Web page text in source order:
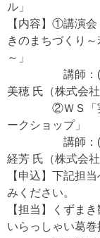
ル」
【内容】①講演
きのまちづくり
～」
講師：(公財)
美穂 氏（株式会社
②ＷＳ「実践
ークショップ」
講師：(公財)
経芳 氏（株式会社
【申込】下記担
みください。
【担当】くずま
いらっしゃい葛